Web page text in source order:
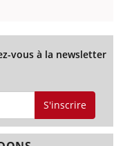
vous à la newsletter
S'inscrire